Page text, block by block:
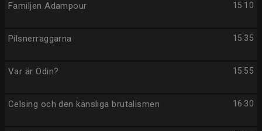
15:10
Familjen Adampour
15:35
Pilsnerraggarna
15:55
Var är Odin?
16:30
Celsing och den känsliga brutalismen